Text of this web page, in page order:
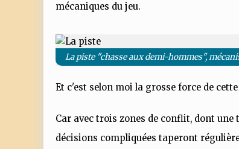
mécaniques du jeu.
La piste "chasse aux demi-hommes",
Et c'est selon moi la grosse force de
Car avec trois zones de conflit, dont
décisions compliquées taperont